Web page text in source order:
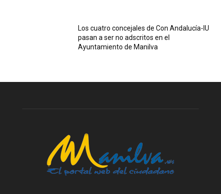
Los cuatro concejales de Con Andalucía-IU
pasan a ser no adscritos en el
Ayuntamiento de Manilva